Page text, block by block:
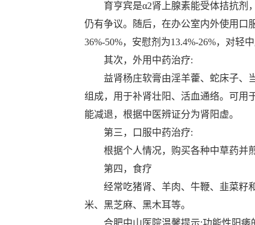
育亨宾是α2肾上腺素能受体拮抗剂
仍有争议。随后，在办公室内外使用口
36%-50%，安慰剂为13.4%-26%，对轻
其次，外用中药治疗:
益肾杨庄软膏由淫羊藿、蛇床子、
组成，用于补肾壮阳、活血通络。可用
能减退，根据中医辨证分为肾阳虚。
第三，口服中药治疗:
根据个人情况，购买各种中草药并煎
第四，食疗
经常吃猪肾、羊肉、牛鞭、韭菜籽
米、黑芝麻、黑木耳等。
合肥中山医院温馨提示:功能性阳痿